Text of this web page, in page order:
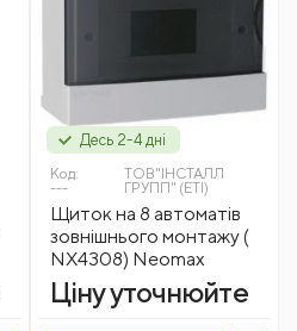
Десь 2-4 дні
Код:
---
ТОВ"ІНСТАЛЛ
ГРУПП" (ETI)
Щиток на 8 автоматів
зовнішнього монтажу (
NX4308) Neomax
Ціну уточнюйте